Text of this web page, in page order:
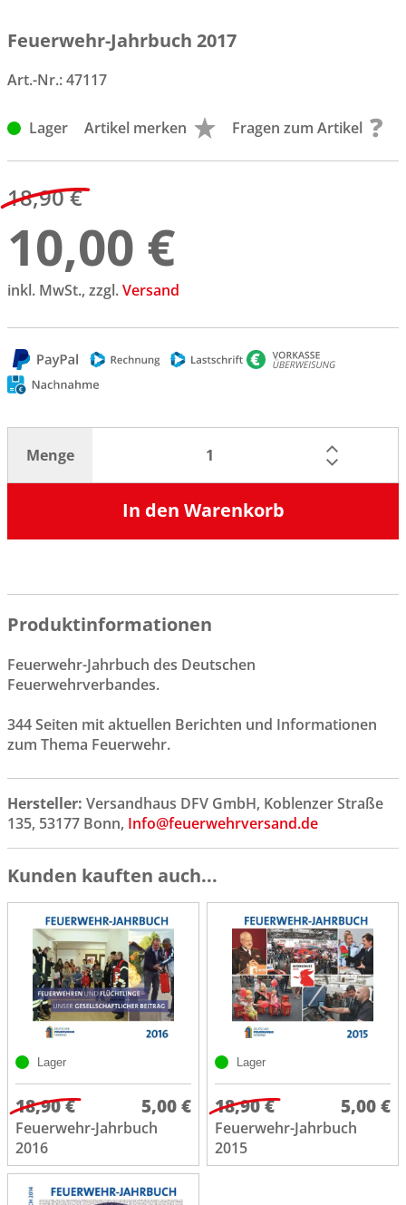
Feuerwehr-Jahrbuch 2017
Art.-Nr.:47117
Lager Artikel merken Fragen zum Artikel
18,90 €
10,00 €
inkl. MwSt., zzgl.Versand
Menge
In den Warenkorb
Produktinformationen
Feuerwehr-Jahrbuch des Deutschen
Feuerwehrverbandes.
344 Seiten mit aktuellen Berichten und Informationen
zum Thema Feuerwehr.
Hersteller: Versandhaus DFV GmbH, Koblenzer Straße
135, 53177 Bonn, Info@feuerwehrversand.de
Kunden kauften auch...
Lager
18,90 € 5,00 €
Feuerwehr-Jahrbuch
2016
Lager
18,90 € 5,00 €
Feuerwehr-Jahrbuch
2015